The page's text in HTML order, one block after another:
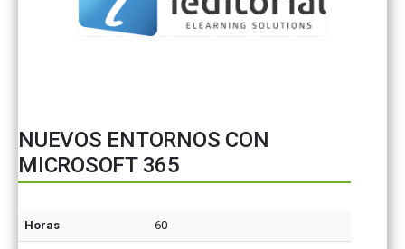
NUEVOS ENTORNOS CON
MICROSOFT 365
Horas 60